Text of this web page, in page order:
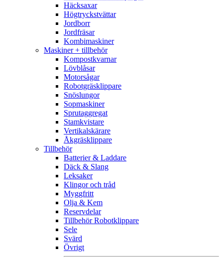
Häcksaxar
Högtryckstvättar
Jordborr
Jordfräsar
Kombimaskiner
Maskiner + tillbehör
Kompostkvarnar
Lövblåsar
Motorsågar
Robotgräsklippare
Snöslungor
Sopmaskiner
Sprutaggregat
Stamkvistare
Vertikalskärare
Åkgräsklippare
Tillbehör
Batterier & Laddare
Däck & Slang
Leksaker
Klingor och tråd
Myggfritt
Olja & Kem
Reservdelar
Tillbehör Robotklippare
Sele
Svärd
Övrigt